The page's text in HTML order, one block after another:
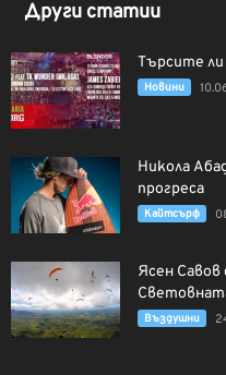
Други статии
Търсите ли
Новини
Никола
прогреса
Кайтсърф
Ясен
Въздушни